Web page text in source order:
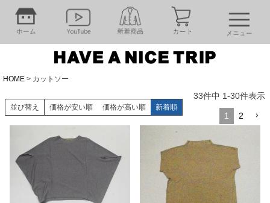
HOME カットソー
並び替え 価格が安い順 価格が高い順 新着順
33件中 1-30件表示
1 2